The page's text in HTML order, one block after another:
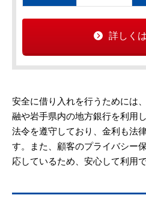
詳しく
安全に借り入れを行うためには
融や岩手県内の地方銀行を利用
法令を遵守しており、金利も法
す。また、顧客のプライバシー
応しているため、安心して利用で